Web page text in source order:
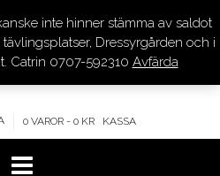
– SERVICE
0 VAROR - 0 KR KASSA
inte hinner stämma av saldot
Dressyrgården och i
Catrin 0707-592310 Avfärda